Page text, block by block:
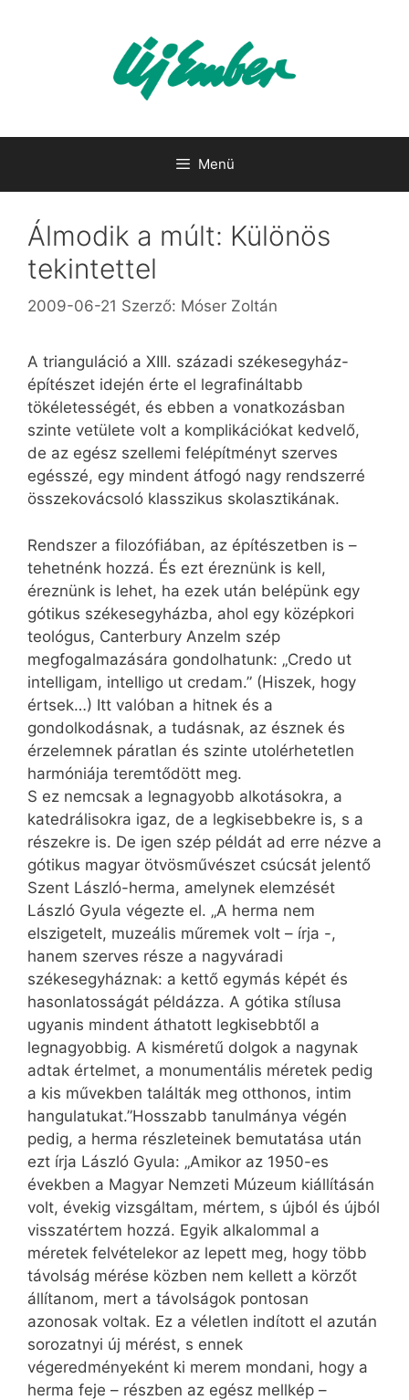
Menü
Álmodik a múlt: Különös
tekintettel
2009-06-21 Szerző: Móser Zoltán
A trianguláció a XIII. századi székesegyház-
építészet idején érte el legrafináltabb
tökéletességét, és ebben a vonatkozásban
szinte vetülete volt a komplikációkat kedvelő,
de az egész szellemi felépítményt szerves
egésszé, egy mindent átfogó nagy rendszerré
összekovácsoló klasszikus skolasztikának.
Rendszer a filozófiában, az építészetben is –
tehetnénk hozzá. És ezt éreznünk is kell,
éreznünk is lehet, ha ezek után belépünk egy
gótikus székesegyházba, ahol egy középkori
teológus, Canterbury Anzelm szép
megfogalmazására gondolhatunk: „Credo ut
intelligam, intelligo ut credam.” (Hiszek, hogy
értsek…) Itt valóban a hitnek és a
gondolkodásnak, a tudásnak, az észnek és
érzelemnek páratlan és szinte utolérhetetlen
harmóniája teremtődött meg.
S ez nemcsak a legnagyobb alkotásokra, a
katedrálisokra igaz, de a legkisebbekre is, s a
részekre is. De igen szép példát ad erre nézve a
gótikus magyar ötvösművészet csúcsát jelentő
Szent László-herma, amelynek elemzését
László Gyula végezte el. „A herma nem
elszigetelt, muzeális műremek volt – írja -,
hanem szerves része a nagyváradi
székesegyháznak: a kettő egymás képét és
hasonlatosságát példázza. A gótika stílusa
ugyanis mindent áthatott legkisebbtől a
legnagyobbig. A kisméretű dolgok a nagynak
adtak értelmet, a monumentális méretek pedig
a kis művekben találták meg otthonos, intim
hangulatukat.”Hosszabb tanulmánya végén
pedig, a herma részleteinek bemutatása után
ezt írja László Gyula: „Amikor az 1950-es
években a Magyar Nemzeti Múzeum kiállításán
volt, évekig vizsgáltam, mértem, s újból és újból
visszatértem hozzá. Egyik alkalommal a
méretek felvételekor az lepett meg, hogy több
távolság mérése közben nem kellett a körzőt
állítanom, mert a távolságok pontosan
azonosak voltak. Ez a véletlen indított el azután
sorozatnyi új mérést, s ennek
végeredményeként ki merem mondani, hogy a
herma feje – részben az egész mellkép –